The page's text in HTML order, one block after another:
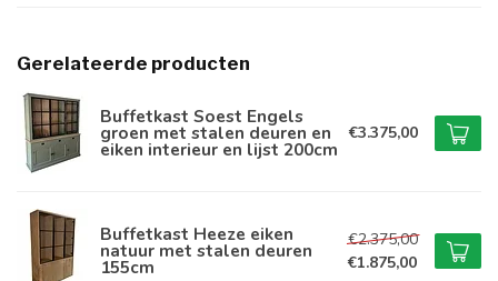
Gerelateerde producten
Buffetkast Soest Engels
groen met stalen deuren en
eiken interieur en lijst 200cm
€3.375,00
Buffetkast Heeze eiken
natuur met stalen deuren
155cm
€2.375,00
€1.875,00